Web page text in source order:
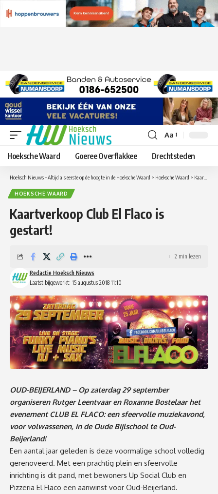
Lettergrootte
aanpassen
Aa
Hoeksche Waard Goeree Overflakkee Drechtsteden
Hoeksch Nieuws – Altijd als eerste op de hoogte in de Hoeksche Waard > Hoeksche Waard > Kaartverkoop Club El Flaco is gestart!
HOEKSCHE WAARD
Kaartverkoop Club El Flaco is
gestart!
Laatst bijgewerkt: 15 augustus 2018 11:10
Redactie Hoeksch Nieuws
2 min lezen
OUD-BEIJERLAND – Op zaterdag 29 september
organiseren Rutger Leentvaar en Roxanne Bostelaar het
evenement CLUB EL FLACO: een sfeervolle muziekavond,
voor volwassenen, in de Oude Bijlschool te Oud-
Beijerland!
Een aantal jaar geleden is deze voormalige school volledig
gerenoveerd. Met een prachtig plein en sfeervolle
inrichting is dit pand, met bewoners Up Social Club en
Pizzeria El Flaco een aanwinst voor Oud-Beijerland.